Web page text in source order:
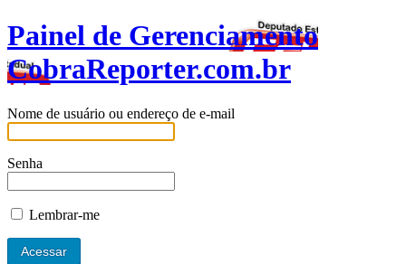
Painel de Gerenciamento
CobraReporter.com.br
Nome de usuário ou endereço de e-mail
Senha
Lembrar-me